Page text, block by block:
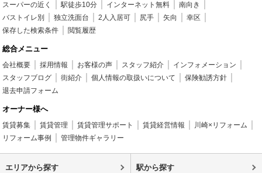
スーパーの近く
駅徒歩10分 インターネット無料
南向き
バストイレ別
独立洗面台 2人入居可 尻手 矢向
幸区
保存した検索条件
閲覧履歴
総合メニュー
会社概要 採用情報 お客様の声 スタッフ紹介
インフォメーション
スタッフブログ
街紹介 個人情報の取扱いについて
保険勧誘方針
退去申請フォーム
オーナー様へ
賃貸募集 賃貸管理 賃貸管理サポート 賃貸経営情報
川崎×リフォーム
リフォーム事例
管理物件ギャラリー
エリアから探す 駅から探す